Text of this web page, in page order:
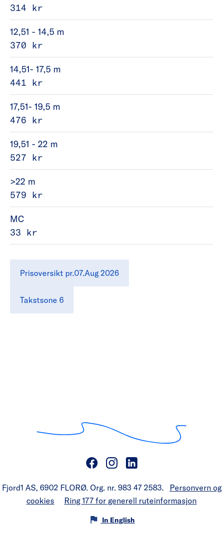
314 kr
12,51 - 14,5 m
370 kr
14,51- 17,5 m
441 kr
17,51- 19,5 m
476 kr
19,51 - 22 m
527 kr
>22 m
579 kr
MC
33 kr
Prisoversikt pr.07.Aug 2026
Takstsone 6
Fjord1 AS, 6902 FLORØ. Org. nr. 983 47 2583. Personvern og
cookies
Ring 177 for generell ruteinformasjon
In English